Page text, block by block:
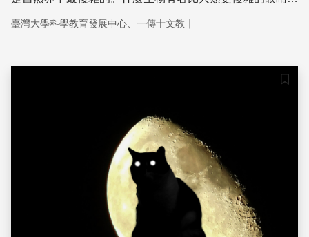
我們一起跟生物大眼瞪小眼。
臺灣大學科學教育發展中心、一傳十文教 ｜
儲存